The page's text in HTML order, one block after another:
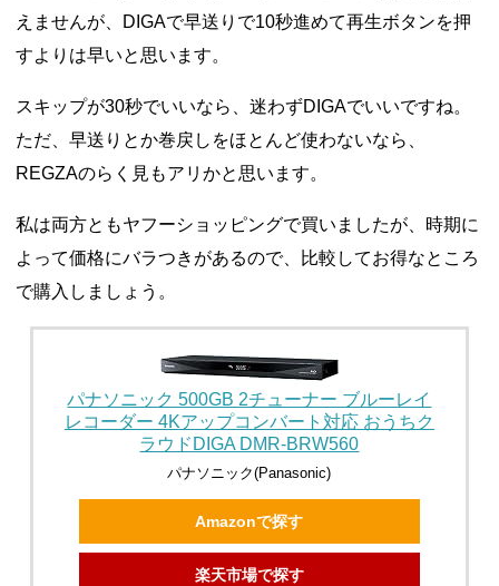
えませんが、DIGAで早送りで10秒進めて再生ボタンを押
すよりは早いと思います。
スキップが30秒でいいなら、迷わずDIGAでいいですね。
ただ、早送りとか巻戻しをほとんど使わないなら、
REGZAのらく見もアリかと思います。
私は両方ともヤフーショッピングで買いましたが、時期に
よって価格にバラつきがあるので、比較してお得なところ
で購入しましょう。
パナソニック 500GB 2チューナー ブルーレイ
レコーダー 4Kアップコンバート対応 おうちク
ラウドDIGA DMR-BRW560
パナソニック(Panasonic)
Amazonで探す
楽天市場で探す